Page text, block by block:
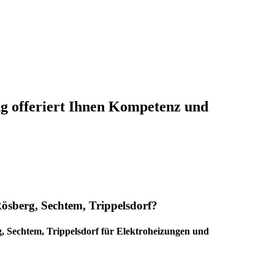
offeriert Ihnen Kompetenz und
Sechtem, Trippelsdorf?
Trippelsdorf für Elektroheizungen und